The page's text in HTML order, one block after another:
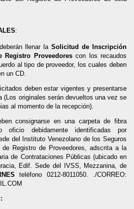
:
llenar la Solicitud de Inscripción
Registro Proveedorescon los recaudos
al tipo de proveedor, los cuales deben
un CD.
deben estar vigentes y presentarse
(Los originales serán devueltos una vez se
al momento de la recepción).
consignarse en una carpeta de fibra
oficio debidamente identificadas por
del Instituto Venezolano de los Seguros
de Registro de Proveedores, adscrita a la
de Contrataciones Públicas (ubicado en
Edif. Sede del IVSS, Mezzanina, de
teléfono 0212-8011050. ./CORREO: